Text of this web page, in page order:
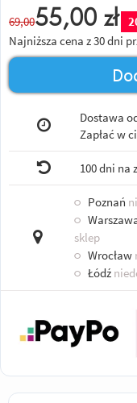
69,0055,00 zł
Najniższa cena z 30 dni
Dostawa
Zapłać w
100 dni na
○ Poznań
○
sklep
○ Wrocław
○ Łódź